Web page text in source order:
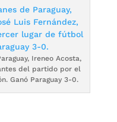
Ireneo Acosta,
del partido por el
Ganó Paraguay 3-0.